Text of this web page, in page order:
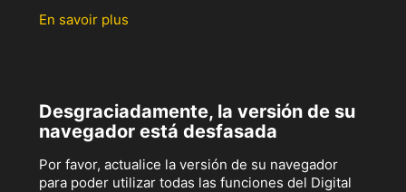
En savoir plus
Desgraciadamente, la versión de su
navegador está desfasada
Por favor, actualice la versión de su navegador
para poder utilizar todas las funciones del Digital